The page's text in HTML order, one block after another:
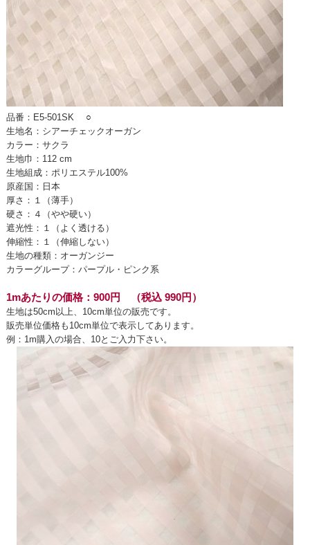
品番：E5-501SK○
生地名：シアーチェックオーガン
カラー：サクラ
生地巾：112 cm
生地組成：ポリエステル100%
原産国：日本
厚さ：１（薄手）
硬さ：４（やや硬い）
遮光性：１（よく透ける）
伸縮性：１（伸縮しない）
生地の種類：オーガンジー
カラーグループ：パープル・ピンク系
1mあたりの価格：900円 （税込 990円）
生地は50cm以上、10cm単位の販売です。
販売単位価格も10cm単位で表示してあります。
例：1m購入の場合、10とご入力下さい。